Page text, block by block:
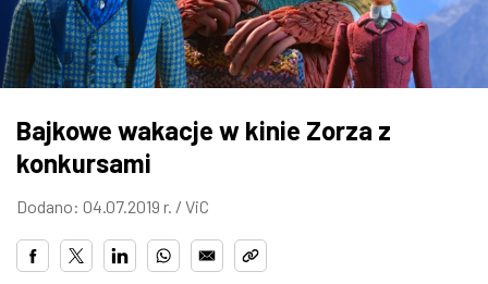
ZDJĘCIA
W RZESZOWIE
Bajkowe wakacje w kinie Zorza z
konkursami
Dodano: 04.07.2019 r. / ViC